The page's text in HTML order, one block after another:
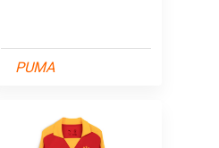
PUMA